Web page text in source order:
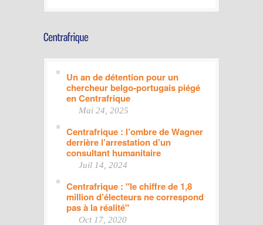
Un an de détention pour un
chercheur belgo-portugais piégé
en Centrafrique
Mai 24, 2025
Centrafrique : l’ombre de Wagner
derrière l’arrestation d’un
consultant humanitaire
Juil 14, 2024
Centrafrique : "le chiffre de 1,8
million d’électeurs ne correspond
pas à la réalité"
Oct 17, 2020